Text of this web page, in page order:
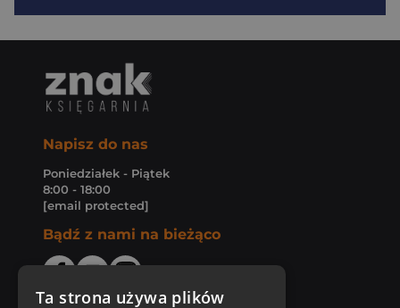
Napisz do nas
Poniedziałek - Piątek
8:00 - 18:00
[email protected]
Bądź z nami na bieżąco
Ta strona używa plików